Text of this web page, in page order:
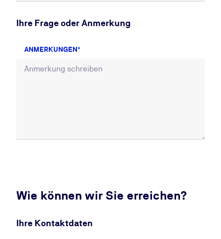
Ihre Frage oder Anmerkung
ANMERKUNGEN
Wie können wir Sie erreichen?
Ihre Kontaktdaten